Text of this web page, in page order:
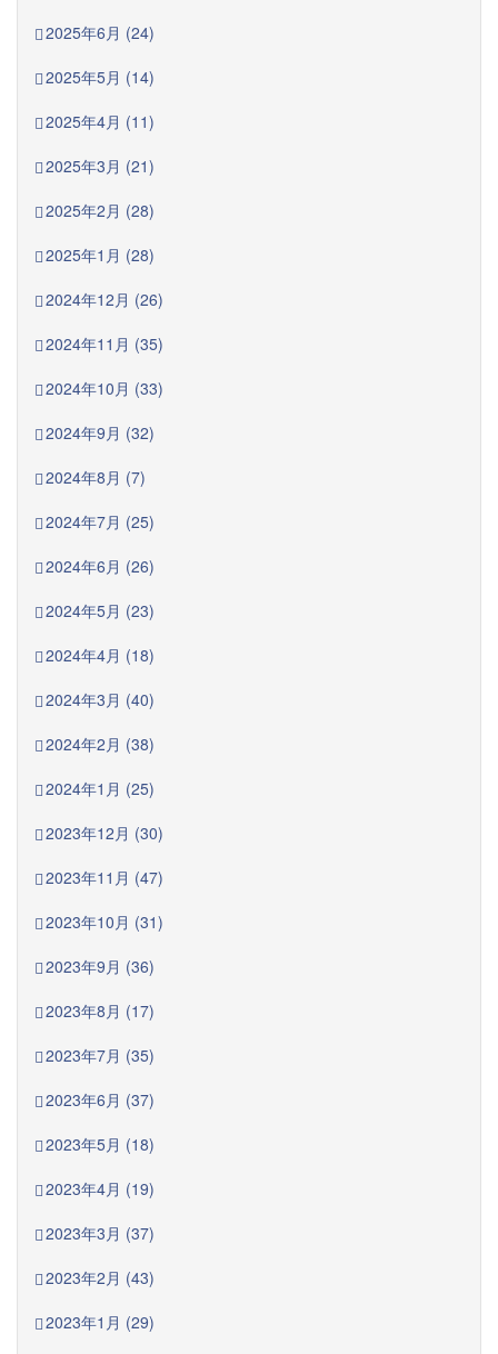
2025年6月 (24)
2025年5月 (14)
2025年4月 (11)
2025年3月 (21)
2025年2月 (28)
2025年1月 (28)
2024年12月 (26)
2024年11月 (35)
2024年10月 (33)
2024年9月 (32)
2024年8月 (7)
2024年7月 (25)
2024年6月 (26)
2024年5月 (23)
2024年4月 (18)
2024年3月 (40)
2024年2月 (38)
2024年1月 (25)
2023年12月 (30)
2023年11月 (47)
2023年10月 (31)
2023年9月 (36)
2023年8月 (17)
2023年7月 (35)
2023年6月 (37)
2023年5月 (18)
2023年4月 (19)
2023年3月 (37)
2023年2月 (43)
2023年1月 (29)